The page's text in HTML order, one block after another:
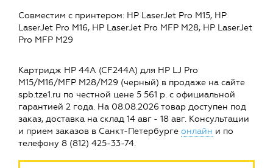
Совместим с принтером: HP LaserJet Pro M15, HP
LaserJet Pro M16, HP LaserJet Pro MFP M28, HP LaserJet
Pro MFP M29
Картридж HP 44A (CF244A) для HP LJ Pro
M15/M16/MFP M28/M29 (черный) в продаже на сайте
spb.tze1.ru по честной цене 5 561 р. с официальной
гарантией 2 года. На 08.08.2026 товар доступен под
заказ, доставка на склад 14 авг - 18 авг. Консультации
и прием заказов в Санкт-Петербурге онлайн и по
телефону 8 (812) 425-33-74.